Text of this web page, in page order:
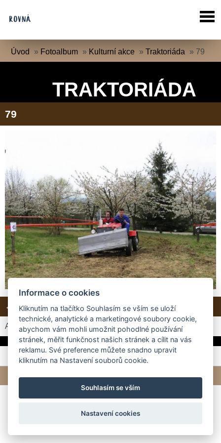
Úvod » Fotoalbum » Kulturní akce »Traktoriáda »79
TRAKTORIÁDA
79
← Předchozí Další → Zpět do složky
Automatické procházení:3|4|5|6| 7(čas ve vteřinách)
© 2026 eStránky.cz | Tvorba webových stránek
Informace o cookies
Kliknutím na tlačítko Souhlasím se vším se uloží
technické, analytické a marketingové soubory cookie,
abychom vám mohli umožnit pohodlné používání
stránek, měřit funkčnost našich stránek a cílit na vás
reklamu. Své preference můžete snadno upravit
kliknutím na Nastavení souborů cookie.
Souhlasím se vším
Nastavení cookies